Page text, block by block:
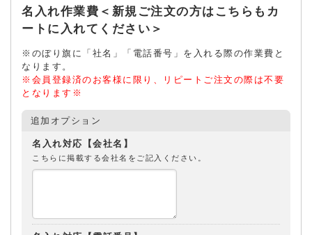
名入れ作業費＜新規ご注文の方はこちらもカ
ートに入れてください＞
※のぼり旗に「社名」「電話番号」を入れる際の作業費と
なります。
※会員登録済のお客様に限り、リピートご注文の際は不要
となります※
追加オプション
名入れ対応【会社名】
こちらに掲載する会社名をご記入ください。